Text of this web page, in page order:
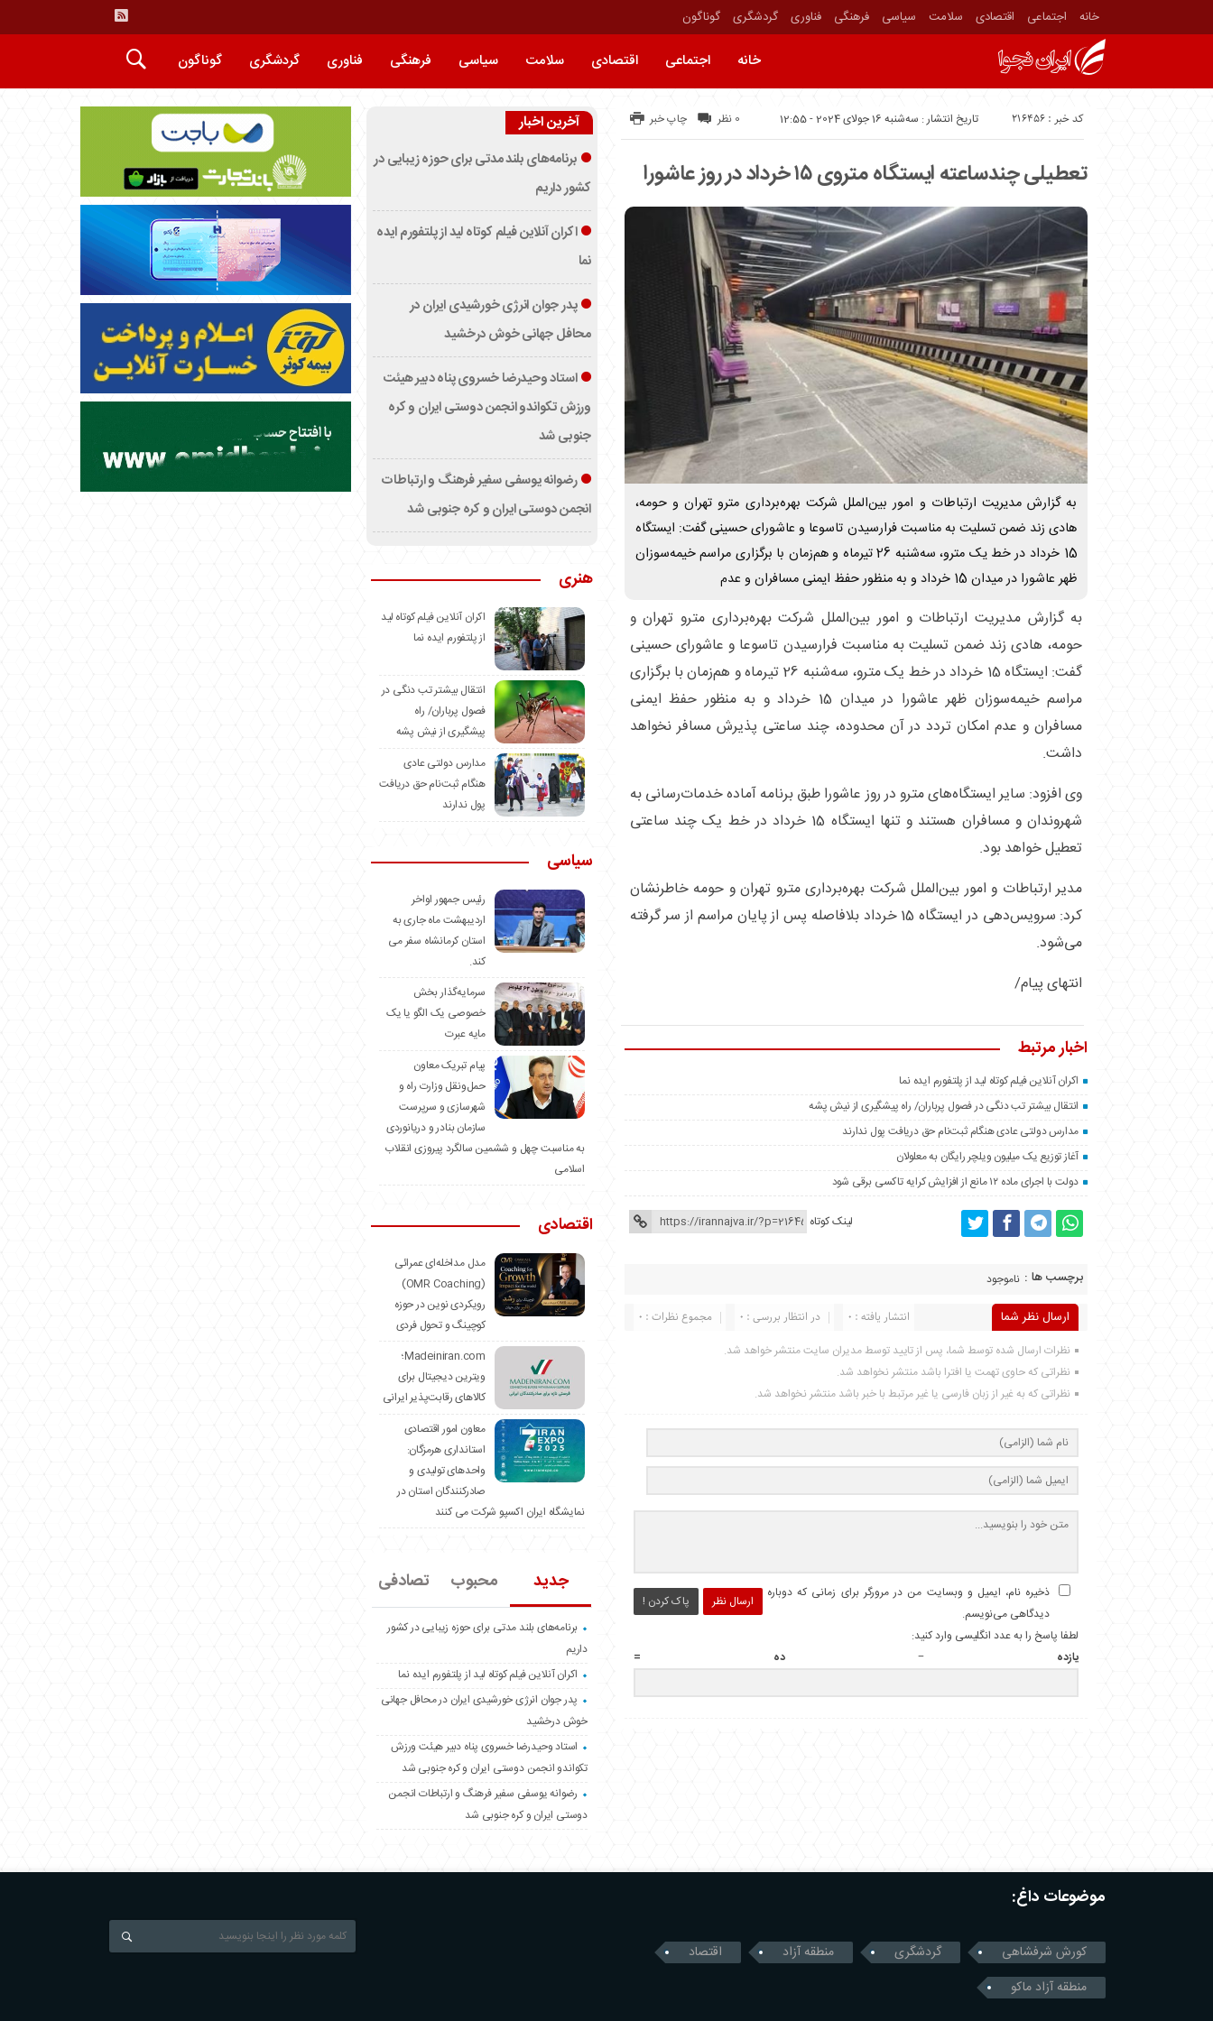
خانه اجتماعی اقتصادی سلامت سیاسی فرهنگی فناوری گردشگری گوناگون
خانه اجتماعی اقتصادی سلامت سیاسی فرهنگی فناوری گردشگری گوناگون
تاریخ انتشار : سه‌شنبه 16 جولای 2024 - 12:55 کد خبر : 216456 چاپ خبر 0 نظر
تعطیلی چندساعته ایستگاه متروی ۱۵ خرداد در روز عاشورا
به گزارش مدیریت ارتباطات و امور بین‌الملل شرکت بهره‌برداری مترو تهران و حومه،
هادی زند ضمن تسلیت به مناسبت فرارسیدن تاسوعا و عاشورای حسینی گفت: ایستگاه
15 خرداد در خط یک مترو، سه‌شنبه 26 تیرماه و هم‌زمان با برگزاری مراسم خیمه‌سوزان
ظهر عاشورا در میدان 15 خرداد و به منظور حفظ ایمنی مسافران و عدم
به گزارش مدیریت ارتباطات و امور بین‌الملل شرکت بهره‌برداری مترو تهران و
حومه، هادی زند ضمن تسلیت به مناسبت فرارسیدن تاسوعا و عاشورای حسینی
گفت: ایستگاه 15 خرداد در خط یک مترو، سه‌شنبه 26 تیرماه و هم‌زمان با برگزاری
مراسم خیمه‌سوزان ظهر عاشورا در میدان 15 خرداد و به منظور حفظ ایمنی
مسافران و عدم امکان تردد در آن محدوده، چند ساعتی پذیرش مسافر نخواهد
داشت.
وی افزود: سایر ایستگاه‌های مترو در روز عاشورا طبق برنامه آماده خدمات‌رسانی به
شهروندان و مسافران هستند و تنها ایستگاه 15 خرداد در خط یک چند ساعتی
تعطیل خواهد بود.
مدیر ارتباطات و امور بین‌الملل شرکت بهره‌برداری مترو تهران و حومه خاطرنشان
کرد: سرویس‌دهی در ایستگاه 15 خرداد بلافاصله پس از پایان مراسم از سر گرفته
می‌شود.
انتهای پیام/
اخبار مرتبط
اکران آنلاین فیلم کوتاه لید از پلتفورم ایده نما
انتقال بیشتر تب دنگی در فصول پرباران/ راه پیشگیری از نیش پشه
مدارس دولتی عادی هنگام ثبت‌نام حق دریافت پول ندارند
آغاز توزیع یک میلیون ویلچر رایگان به معلولان
دولت با اجرای ماده ۱۲ مانع از افزایش کرایه تاکسی برقی شود
لینک کوتاه
برچسب ها : ناموجود
ارسال نظر شما مجموع نظرات : 0 در انتظار بررسی : 0 انتشار یافته : 0
نظرات ارسال شده توسط شما، پس از تایید توسط مدیران سایت منتشر خواهد شد.
نظراتی که حاوی تهمت یا افترا باشد منتشر نخواهد شد.
نظراتی که به غیر از زبان فارسی یا غیر مرتبط با خبر باشد منتشر نخواهد شد.
ارسال نظر پاک کردن !
ذخیره نام، ایمیل و وبسایت من در مرورگر برای زمانی که دوباره
دیدگاهی می‌نویسم.
لطفا پاسخ را به عدد انگلیسی وارد کنید:
یازده − ده =
آخرین اخبار
برنامه‌های بلند مدتی برای حوزه زیبایی در
کشور داریم
اکران آنلاین فیلم کوتاه لید از پلتفورم ایده
نما
پدر جوان انرژی خورشیدی ایران در
محافل جهانی خوش درخشید
استاد وحیدرضا خسروی پناه دبیر هیئت
ورزش تکواندو انجمن دوستی ایران و کره
جنوبی شد
رضوانه یوسفی سفیر فرهنگ و ارتباطات
انجمن دوستی ایران و کره جنوبی شد
هنری
اکران آنلاین فیلم کوتاه لید
از پلتفورم ایده نما
انتقال بیشتر تب دنگی در
فصول پرباران/ راه
پیشگیری از نیش پشه
مدارس دولتی عادی
هنگام ثبت‌نام حق دریافت
پول ندارند
سیاسی
رئیس جمهور اواخر
اردیبهشت ماه جاری به
استان کرمانشاه سفر می
کند.
سرمایه‌گذار بخش
خصوصی یک الگو یا یک
مایه عبرت
️پیام تبریک معاون
حمل‌ونقل وزارت راه و
شهرسازی و سرپرست
سازمان بنادر و دریانوردی
به مناسبت چهل و ششمین سالگرد پیروزی انقلاب
اسلامی
اقتصادی
مدل مداخله‌ای عمرائی
(OMR Coaching)
رویکردی نوین در حوزه
کوچینگ و تحول فردی
Madeiniran.com؛
ویترین دیجیتال برای
کالاهای رقابت‌پذیر ایرانی
معاون امور اقتصادی
استانداری هرمزگان:
واحدهای تولیدی و
صادرکنندگان استان در
نمایشگاه ایران اکسپو شرکت می کنند
جدید محبوب تصادفی
برنامه‌های بلند مدتی برای حوزه زیبایی در کشور
داریم
اکران آنلاین فیلم کوتاه لید از پلتفورم ایده نما
پدر جوان انرژی خورشیدی ایران در محافل جهانی
خوش درخشید
استاد وحیدرضا خسروی پناه دبیر هیئت ورزش
تکواندو انجمن دوستی ایران و کره جنوبی شد
رضوانه یوسفی سفیر فرهنگ و ارتباطات انجمن
دوستی ایران و کره جنوبی شد
موضوعات داغ:
کورش شرفشاهی گردشگری منطقه آزاد
اقتصاد
منطقه آزاد ماکو